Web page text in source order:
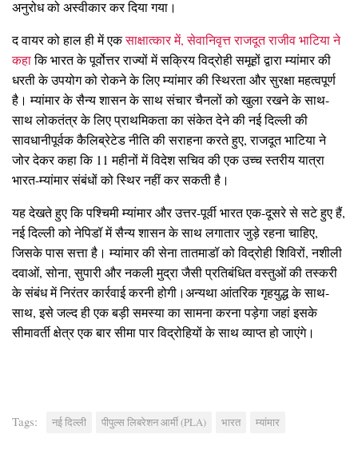
अनुरोध को अस्वीकार कर दिया गया।
द वायर को हाल ही में एकसाक्षात्कार में, सेवानिवृत्त राजदूत राजीव भाटिया ने
कहाकि भारत के पूर्वोत्तर राज्यों में सक्रिय विद्रोही समूहों द्वारा म्यांमार की
धरती के उपयोग को रोकने के लिए म्यांमार की स्थिरता और सुरक्षा महत्वपूर्ण
है। म्यांमार के सैन्य शासन के साथ संचार चैनलों को खुला रखने के साथ-
साथ लोकतंत्र के लिए प्राथमिकता का संकेत देने की नई दिल्ली की
सावधानीपूर्वक कैलिब्रेटेड नीति की सराहना करते हुए, राजदूत भाटिया ने
जोर देकर कहा कि 11 महीनों में विदेश सचिव की एक उच्च स्तरीय यात्रा
भारत-म्यांमार संबंधों को स्थिर नहीं कर सकती है।
यह देखते हुए कि पश्चिमी म्यांमार और उत्तर-पूर्वी भारत एक-दूसरे से सटे हुए हैं,
नई दिल्ली को नेपिडॉ में सैन्य शासन के साथ लगातार जुड़े रहना चाहिए,
जिसके पास सत्ता है। म्यांमार की सेना तातमाडॉ को विद्रोही शिविरों, नशीली
दवाओं, सोना, सुपारी और नकली मुद्रा जैसी प्रतिबंधित वस्तुओं की तस्करी
के संबंध में निरंतर कार्रवाई करनी होगी।अन्यथा आंतरिक गृहयुद्ध के साथ-
साथ, इसे जल्द ही एक बड़ी समस्या का सामना करना पड़ेगा जहां इसके
सीमावर्ती क्षेत्र एक बार सीमा पार विद्रोहियों के साथ व्याप्त हो जाएंगे।
Tags: नई दिल्ली पीपुल्स लिबरेशन आर्मी (PLA) भारत म्यांमार